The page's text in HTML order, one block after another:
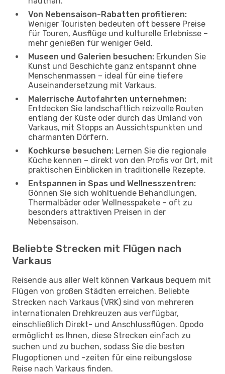
Von Nebensaison-Rabatten profitieren:
Weniger Touristen bedeuten oft bessere Preise
für Touren, Ausflüge und kulturelle Erlebnisse –
mehr genießen für weniger Geld.
Museen und Galerien besuchen: Erkunden Sie
Kunst und Geschichte ganz entspannt ohne
Menschenmassen – ideal für eine tiefere
Auseinandersetzung mit Varkaus.
Malerrische Autofahrten unternehmen:
Entdecken Sie landschaftlich reizvolle Routen
entlang der Küste oder durch das Umland von
Varkaus, mit Stopps an Aussichtspunkten und
charmanten Dörfern.
Kochkurse besuchen: Lernen Sie die regionale
Küche kennen – direkt von den Profis vor Ort, mit
praktischen Einblicken in traditionelle Rezepte.
Entspannen in Spas und Wellnesszentren:
Gönnen Sie sich wohltuende Behandlungen,
Thermalbäder oder Wellnesspakete – oft zu
besonders attraktiven Preisen in der
Nebensaison.
Beliebte Strecken mit Flügen nach
Varkaus
Reisende aus aller Welt können Varkaus bequem mit
Flügen von großen Städten erreichen. Beliebte
Strecken nach Varkaus (VRK) sind von mehreren
internationalen Drehkreuzen aus verfügbar,
einschließlich Direkt- und Anschlussflügen. Opodo
ermöglicht es Ihnen, diese Strecken einfach zu
suchen und zu buchen, sodass Sie die besten
Flugoptionen und -zeiten für eine reibungslose
Reise nach Varkaus finden.